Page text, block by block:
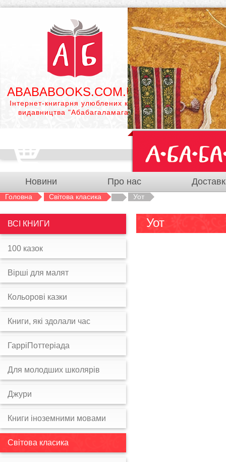
ABABABOOKS.COM.UA
Інтернет-книгарня улюблених книг
видавництва "Абабагаламага"
Новини Про нас
Головна Світова класика Уот
Уот
ВСІ КНИГИ
100 казок
Вірші для малят
Кольорові казки
Книги, які здолали час
ГарріПоттеріада
Для молодших школярів
Джури
Книги іноземними мовами
Світова класика